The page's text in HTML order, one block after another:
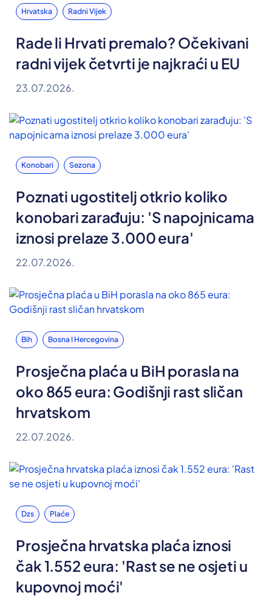
Hrvatska Radni Vijek
Rade li Hrvati premalo? Očekivani
radni vijek četvrti je najkraći u EU
23.07.2026.
Konobari Sezona
Poznati ugostitelj otkrio koliko
konobari zarađuju: 'S napojnicama
iznosi prelaze 3.000 eura'
22.07.2026.
Bih Bosna I Hercegovina
Prosječna plaća u BiH porasla na
oko 865 eura: Godišnji rast sličan
hrvatskom
22.07.2026.
Dzs Plaće
Prosječna hrvatska plaća iznosi
čak 1.552 eura: 'Rast se ne osjeti u
kupovnoj moći'